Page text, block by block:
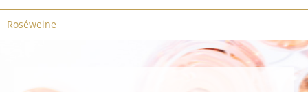
Roséweine